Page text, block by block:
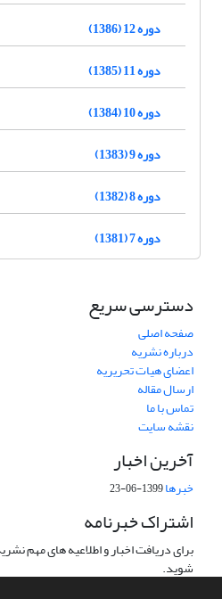
دوره 12 (1386)
دوره 11 (1385)
دوره 10 (1384)
دوره 9 (1383)
دوره 8 (1382)
دوره 7 (1381)
دسترسی سریع
صفحه اصلی
درباره نشریه
اعضای هیات تحریریه
ارسال مقاله
تماس با ما
نقشه سایت
آخرین اخبار
خبرها1399-06-23
اشتراک خبرنامه
برای دریافت اخبار و اطلاعیه های مهم
شوید.